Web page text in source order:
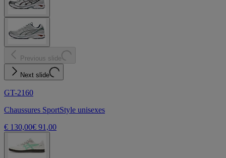
Previous slide
Next slide
GT-2160
Chaussures SportStyle unisexes
€ 130,00€ 91,00